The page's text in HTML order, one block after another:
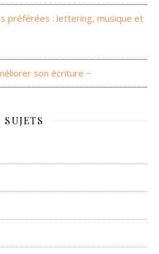
préférées : lettering, musique et
son écriture ~
SUJETS